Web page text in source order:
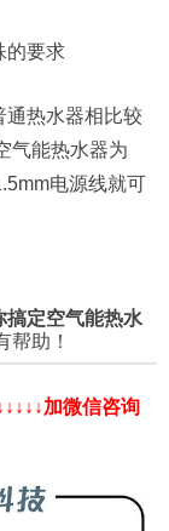
的要求
通热水器相比较
气能热水器为
电源线就可
搞定空气能热水
帮助！
加微信咨询